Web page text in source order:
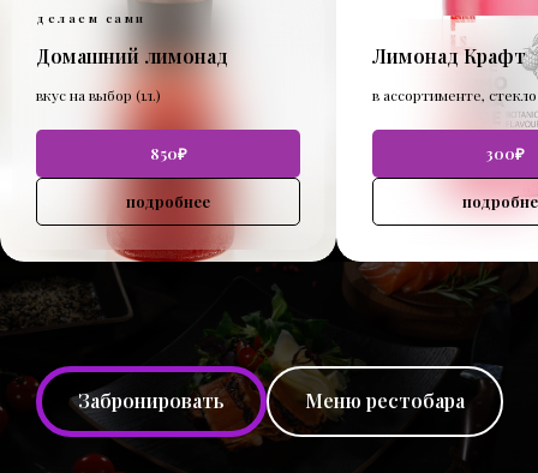
делаем сами
Домашний лимонад
вкус на выбор (1л.)
850₽
подробнее
Лимонад Крафт
в ассортименте,
300₽
Забронировать Меню рестобара